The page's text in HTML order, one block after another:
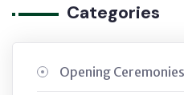
Categories
Opening Ceremonies